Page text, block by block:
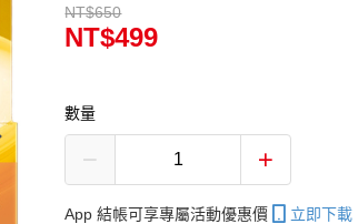
NT$650
NT$499
數量
App 結帳可享專屬活動優惠價 立即下載